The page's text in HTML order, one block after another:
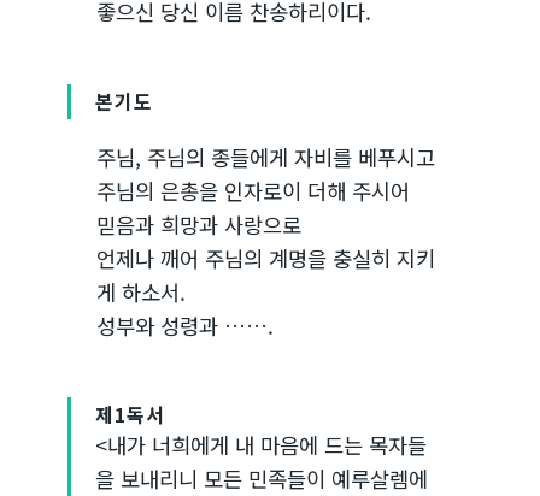
좋으신 당신 이름 찬송하리이다.
본기도
주님, 주님의 종들에게 자비를 베푸시고
주님의 은총을 인자로이 더해 주시어
믿음과 희망과 사랑으로
언제나 깨어 주님의 계명을 충실히 지키
게 하소서.
성부와 성령과 …….
제1독서
<내가 너희에게 내 마음에 드는 목자들
을 보내리니 모든 민족들이 예루살렘에